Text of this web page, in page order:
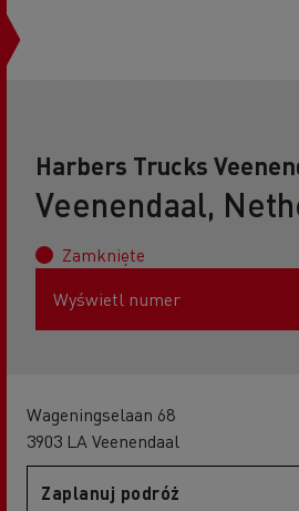
Harbers Trucks
Veenendaal,
Zamknięte
Wyświetl numer
Wageningselaan 68
3903 LA Veenendaal
Zaplanuj podróż